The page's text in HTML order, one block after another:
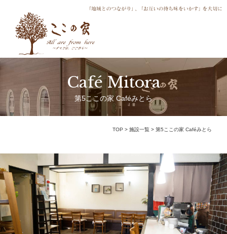
Café Mitora
第5ここの家 Caféみとら
TOP >施設一覧 >第5ここの家 Caféみとら